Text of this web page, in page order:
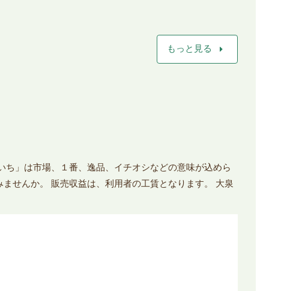
もっと見る arrow_right
」は市場、１番、逸品、イチオシなどの意味が込めら
せんか。 販売収益は、利用者の工賃となります。 大泉